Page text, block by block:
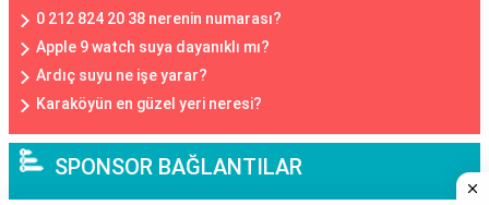
0 212 824 20 38 nerenin numarası?
Apple 9 watch suya dayanıklı mı?
Ardıç suyu ne işe yarar?
Karaköyün en güzel yeri neresi?
SPONSOR BAĞLANTILAR